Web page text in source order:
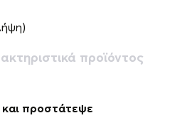
προϊόντος
προστάτεψε